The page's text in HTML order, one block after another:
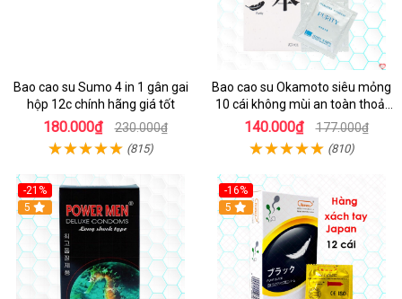
Bao cao su Sumo 4 in 1 gân gai
hộp 12c chính hãng giá tốt
180.000₫ 230.000₫
(815)
Bao cao su Okamoto siêu mỏng
10 cái không mùi an toàn thoải
mái
140.000₫ 177.000₫
(810)
-21%
5
-16%
5